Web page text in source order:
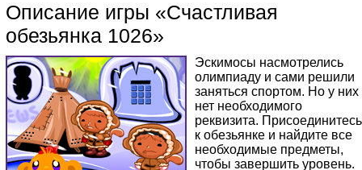
Описание игры «Счастливая
обезьянка 1026»
Эскимосы насмотрелись
олимпиаду и сами решили
заняться спортом. Но у них
нет необходимого
реквизита. Присоединитесь
к обезьянке и найдите все
необходимые предметы,
чтобы завершить уровень.